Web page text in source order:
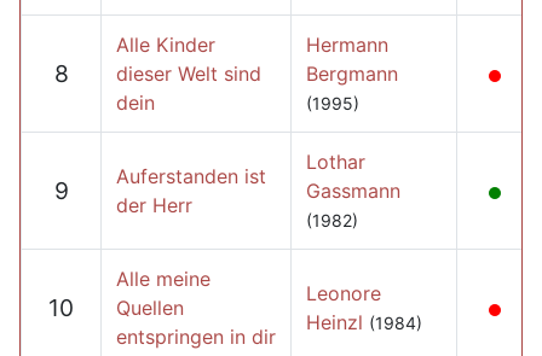
8
Alle Kinder
dieser Welt sind
dein
Hermann
Bergmann
(1995)
9
Auferstanden ist
der Herr
Lothar
Gassmann
(1982)
10
Alle meine
Quellen
entspringen in dir
Leonore
Heinzl (1984)